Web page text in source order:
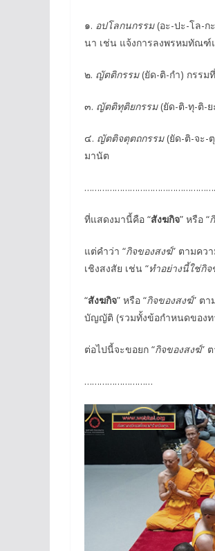
๑. อปโลกนกรรม(อะ-ปะ-โล-ก
นา เช่น แจ้งการลงพรหมทัณฑ์
๒. ญัตติกรรม(ยัด-ติ-กำ) กรรม
๓. ญัตติทุติยกรรม(ยัด-ติ-ทุ-ติ-ย
๔. ญัตติจตุตถกรรม(ยัด-ติ-จะ-
มานัต
ที่แสดงมานี้คือ “สังฆกิจ” หรือ “
แต่คำว่า “กิจของสงฆ์” ตามคว
เชิงสงสัย เช่น “ทำอย่างนี้ใช่กิ
“สังฆกิจ” หรือ “กิจของสงฆ์” ต
บัญญัติ (รวมทั้งข้อกำหนดของท
ต่อไปนี้จะขอยก “กิจของสงฆ์”
………………………